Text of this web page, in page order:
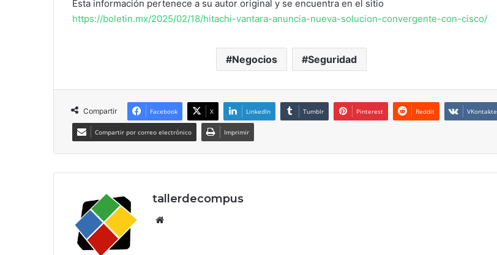
Esta información pertenece a su autor original y se encuentra en el sitio
https://boletin.mx/2025/02/18/hitachi-vantara-anuncia-nueva-solucion-convergente-con-cisco/
Negocios Seguridad
Compartir Facebook X LinkedIn Tumblr Pinterest Reddit VKontakte
Compartir por correo electrónico Imprimir
tallerdecompus